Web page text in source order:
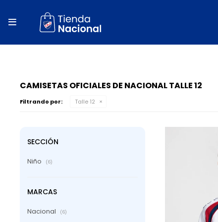

CAMISETAS OFICIALES DE NACIONAL TALLE 12
Filtrando por: Talle 12
SECCIÓN
Niño (6)
MARCAS
Nacional (6)
close
local_shipping
percent